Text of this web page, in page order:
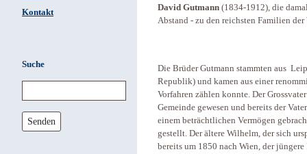
Kontakt
Suche
Senden
David Gutmann (1834-1912), die
Abstand - zu den reichsten Familien
Die Brüder Gutmann stammten aus
Republik) und kamen aus einer
Vorfahren zählen konnte. Der
Gemeinde gewesen und bereits der
einem beträchtlichen Vermögen
gestellt. Der ältere Wilhelm, der sich
bereits um 1850 nach Wien, der